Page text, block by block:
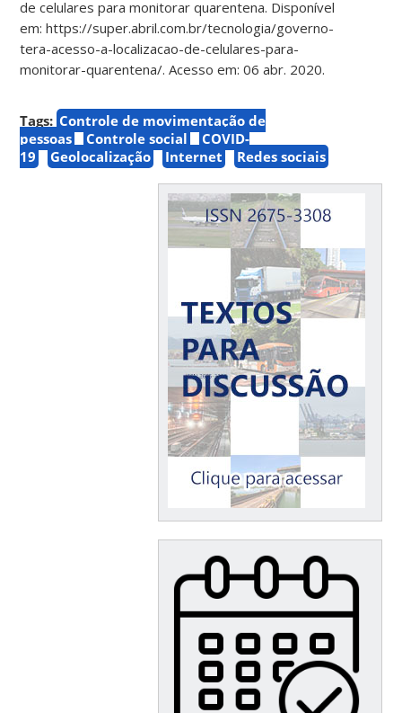
de celulares para monitorar quarentena. Disponível
em: https://super.abril.com.br/tecnologia/governo-
tera-acesso-a-localizacao-de-celulares-para-
monitorar-quarentena/. Acesso em: 06 abr. 2020.
Tags: Controle de movimentação de
pessoas
Controle social
COVID-
19
Geolocalização Internet Redes sociais